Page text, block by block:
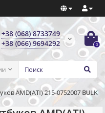
+38 (068) 8733749
+38 (066) 9694292
0
AMD(ATI) 215-0752007 BULK